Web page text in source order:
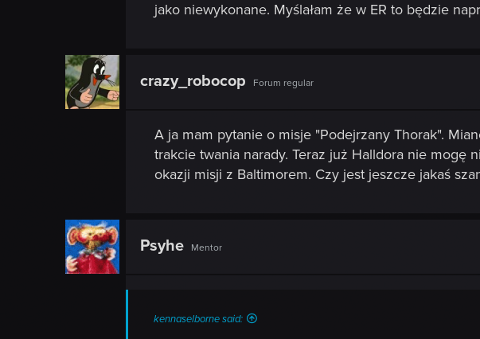
jako niewykonane. Myślałam że w ER to będzie
crazy_robocop Forum regular
A ja mam pytanie o misje "Podejrzany Thorak".
trakcie twania narady. Teraz już Halldora nie mogę
okazji misji z Baltimorem. Czy jest jeszcze jakaś
Psyhe Mentor
kennaselborne said: